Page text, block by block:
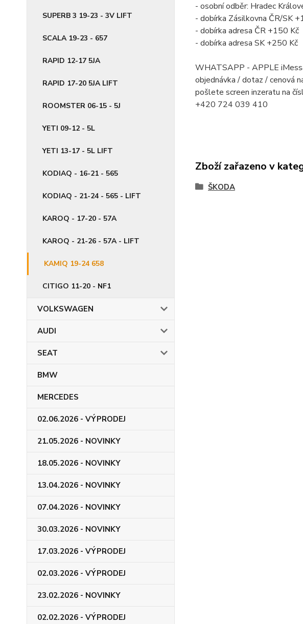
SUPERB 3 19-23 - 3V LIFT
SCALA 19-23 - 657
RAPID 12-17 5JA
RAPID 17-20 5JA LIFT
ROOMSTER 06-15 - 5J
YETI 09-12 - 5L
YETI 13-17 - 5L LIFT
KODIAQ - 16-21 - 565
KODIAQ - 21-24 - 565 - LIFT
KAROQ - 17-20 - 57A
KAROQ - 21-26 - 57A - LIFT
KAMIQ 19-24 658
CITIGO 11-20 - NF1
VOLKSWAGEN
AUDI
SEAT
BMW
MERCEDES
02.06.2026 - VÝPRODEJ
21.05.2026 - NOVINKY
18.05.2026 - NOVINKY
13.04.2026 - NOVINKY
07.04.2026 - NOVINKY
30.03.2026 - NOVINKY
17.03.2026 - VÝPRODEJ
02.03.2026 - VÝPRODEJ
23.02.2026 - NOVINKY
02.02.2026 - VÝPRODEJ
- osobní odběr: Hradec
- dobírka Zásilkovna ČR/SK
- dobírka adresa ČR +150 Kč
- dobírka adresa SK +250 Kč
WHATSAPP - APPLE
objednávka / dotaz / cenová
pošlete screen inzeratu na
+420 724 039 410
Zboží zařazeno v
ŠKODA